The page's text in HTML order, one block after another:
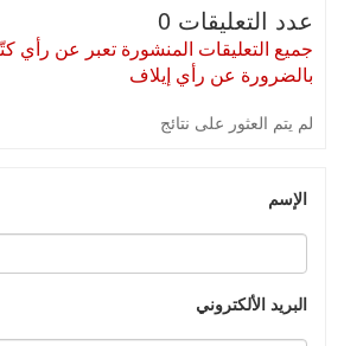
عدد التعليقات 0
جميع التعليقات المنشورة تعبر عن رأي
بالضرورة عن رأي إيلاف
لم يتم العثور على نتائج
الإسم
البريد الألكتروني